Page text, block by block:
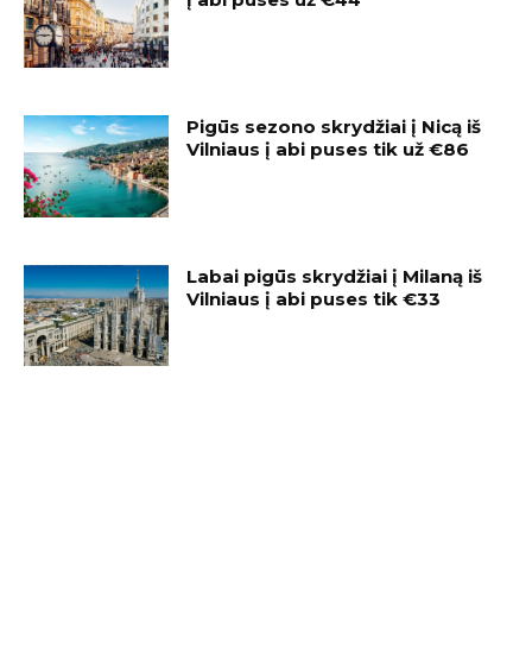
Pigūs sezono skrydžiai į Nicą iš
Vilniaus į abi puses tik už €86
Labai pigūs skrydžiai į Milaną iš
Vilniaus į abi puses tik €33